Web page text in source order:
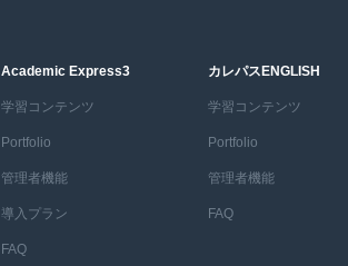
Academic Express3
学習コンテンツ
Portfolio
管理者機能
導入プラン
FAQ
カレパスENGLISH
学習コンテンツ
Portfolio
管理者機能
FAQ